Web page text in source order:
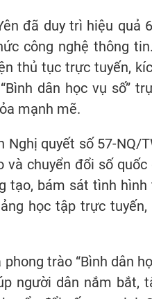
đã duy trì hiệu quả
công nghệ thông
thủ tục trực tuyến,
dân học vụ số”
mạnh mẽ.
Nghị quyết số 57-
chuyển đổi số
tạo, bám sát tình
học tập trực
trào “Bình dân
người dân nắm bắt,